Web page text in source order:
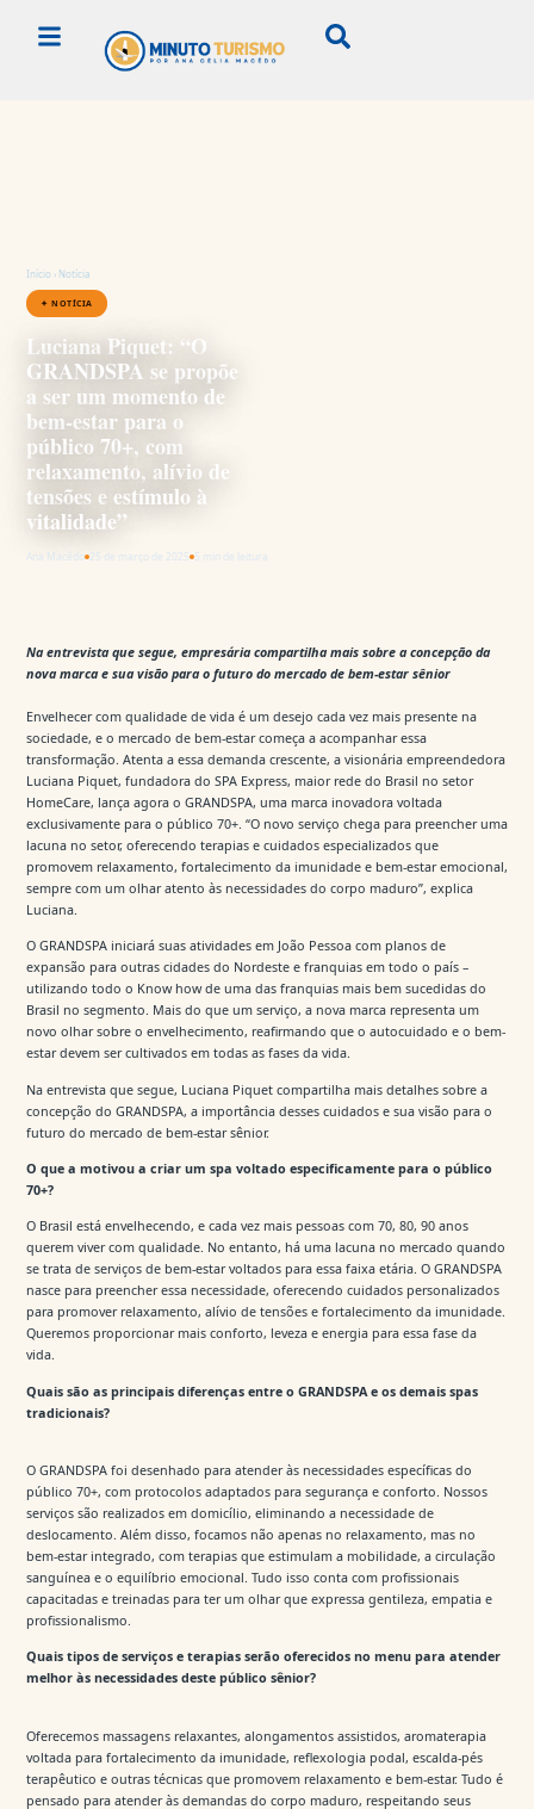
Início › Notícia
✦ NOTÍCIA
Luciana Piquet: “O
GRANDSPA se propõe
a ser um momento de
bem-estar para o
público 70+, com
relaxamento, alívio de
tensões e estímulo à
vitalidade”
Ana Macêdo 25 de março de 2025 5 min de leitura
Na entrevista que segue, empresária compartilha mais sobre a concepção da
nova marca e sua visão para o futuro do mercado de bem-estar sênior
Envelhecer com qualidade de vida é um desejo cada vez mais presente na
sociedade, e o mercado de bem-estar começa a acompanhar essa
transformação. Atenta a essa demanda crescente, a visionária empreendedora
Luciana Piquet, fundadora do SPA Express, maior rede do Brasil no setor
HomeCare, lança agora o GRANDSPA, uma marca inovadora voltada
exclusivamente para o público 70+. “O novo serviço chega para preencher uma
lacuna no setor, oferecendo terapias e cuidados especializados que
promovem relaxamento, fortalecimento da imunidade e bem-estar emocional,
sempre com um olhar atento às necessidades do corpo maduro”, explica
Luciana.
O GRANDSPA iniciará suas atividades em João Pessoa com planos de
expansão para outras cidades do Nordeste e franquias em todo o país –
utilizando todo o Know how de uma das franquias mais bem sucedidas do
Brasil no segmento. Mais do que um serviço, a nova marca representa um
novo olhar sobre o envelhecimento, reafirmando que o autocuidado e o bem-
estar devem ser cultivados em todas as fases da vida.
Na entrevista que segue, Luciana Piquet compartilha mais detalhes sobre a
concepção do GRANDSPA, a importância desses cuidados e sua visão para o
futuro do mercado de bem-estar sênior.
O que a motivou a criar um spa voltado especificamente para o público
70+?
O Brasil está envelhecendo, e cada vez mais pessoas com 70, 80, 90 anos
querem viver com qualidade. No entanto, há uma lacuna no mercado quando
se trata de serviços de bem-estar voltados para essa faixa etária. O GRANDSPA
nasce para preencher essa necessidade, oferecendo cuidados personalizados
para promover relaxamento, alívio de tensões e fortalecimento da imunidade.
Queremos proporcionar mais conforto, leveza e energia para essa fase da
vida.
Quais são as principais diferenças entre o GRANDSPA e os demais spas
tradicionais?
O GRANDSPA foi desenhado para atender às necessidades específicas do
público 70+, com protocolos adaptados para segurança e conforto. Nossos
serviços são realizados em domicílio, eliminando a necessidade de
deslocamento. Além disso, focamos não apenas no relaxamento, mas no
bem-estar integrado, com terapias que estimulam a mobilidade, a circulação
sanguínea e o equilíbrio emocional. Tudo isso conta com profissionais
capacitadas e treinadas para ter um olhar que expressa gentileza, empatia e
profissionalismo.
Quais tipos de serviços e terapias serão oferecidos no menu para atender
melhor às necessidades deste público sênior?
Oferecemos massagens relaxantes, alongamentos assistidos, aromaterapia
voltada para fortalecimento da imunidade, reflexologia podal, escalda-pés
terapêutico e outras técnicas que promovem relaxamento e bem-estar. Tudo é
pensado para atender às demandas do corpo maduro, respeitando seus